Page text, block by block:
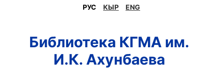
РУС КЫР ENG
Библиотека КГМА им.
И.К. Ахунбаева